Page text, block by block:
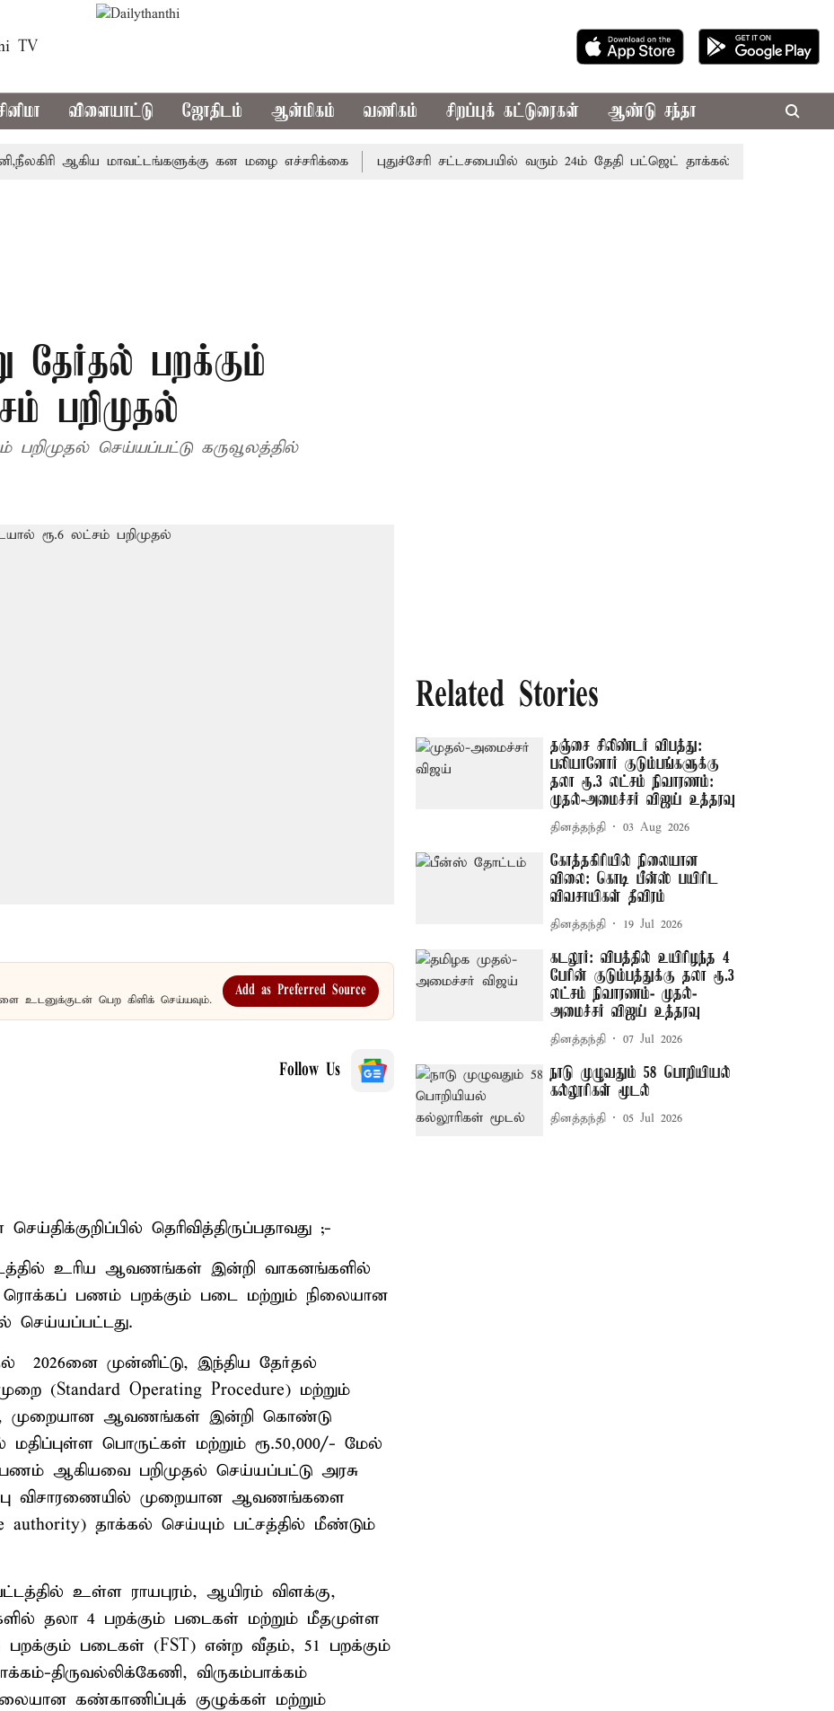
TV
விளையாட்டு ஜோதிடம் ஆன்மிகம் வணிகம் சிறப்புக் கட்டுரைகள் ஆண்டு சந்தா
ஆகிய மாவட்டங்களுக்கு கன மழை எச்சரிக்கை புதுச்சேரி சட்டசபையில் வரும் 24ம் தேதி பட்ஜெட் தாக்கல் செய்கிறார் முதல்-
பறக்கும்
பறிமுதல்
செய்யப்பட்டு கருவூலத்தில்
உடனுக்குடன் பெற கிளிக் செய்யவும்.
Add as Preferred Source
Follow Us
தெரிவித்திருப்பதாவது ;-
உரிய ஆவணங்கள் இன்றி வாகனங்களில்
ரொக்கப் பணம் பறக்கும் படை மற்றும் நிலையான
செய்யப்பட்டது.
– 2026னை முன்னிட்டு, இந்திய தேர்தல்
Operating Procedure) மற்றும்
முறையான ஆவணங்கள் இன்றி கொண்டு
மதிப்புள்ள பொருட்கள் மற்றும் ரூ.50,000/- மேல்
ஆகியவை பறிமுதல் செய்யப்பட்டு அரசு
விசாரணையில் முறையான ஆவணங்களை
authority) தாக்கல் செய்யும் பட்சத்தில் மீண்டும்
உள்ள ராயபுரம், ஆயிரம் விளக்கு,
தலா 4 பறக்கும் படைகள் மற்றும் மீதமுள்ள
பறக்கும் படைகள் (FST) என்ற வீதம், 51 பறக்கும்
திருவல்லிக்கேணி, விருகம்பாக்கம்
கண்காணிப்புக் குழுக்கள் மற்றும்
Related Stories
தஞ்சை சிலிண்டர் விபத்து:
பலியானோர் குடும்பங்களுக்கு
தலா ரூ.3 லட்சம் நிவாரணம்:
முதல்-அமைச்சர் விஜய் உத்தரவு
தினத்தந்தி 03 Aug 2026
கோத்தகிரியில் நிலையான
விலை: கொடி பீன்ஸ் பயிரிட
விவசாயிகள் தீவிரம்
தினத்தந்தி 19 Jul 2026
கடலூர்: விபத்தில் உயிரிழந்த 4
பேரின் குடும்பத்துக்கு தலா ரூ.3
லட்சம் நிவாரணம்- முதல்-
அமைச்சர் விஜய் உத்தரவு
தினத்தந்தி 07 Jul 2026
நாடு முழுவதும் 58 பொறியியல்
கல்லூரிகள் மூடல்
தினத்தந்தி 05 Jul 2026